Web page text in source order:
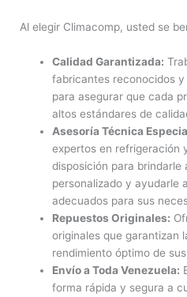
Al elegir Climacomp, usted se
Calidad Garantizada:
fabricantes reconocidos
para asegurar que cada
altos estándares de
Asesoría Técnica
expertos en refrigeración
disposición para
personalizado y ayudarle
adecuados para sus
Repuestos Originales:
originales que garantizan
rendimiento óptimo de
Envío a Toda Venezuela:
forma rápida y segura a